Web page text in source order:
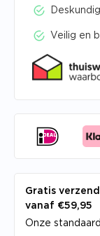
Veilig en
Gratis
vanaf €59,95
Onze